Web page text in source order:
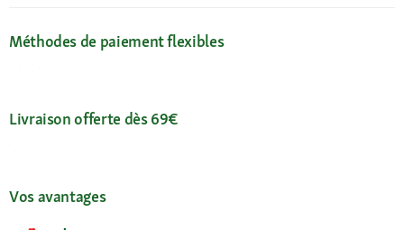
Méthodes de paiement flexibles
Livraison offerte dès 69€
Vos avantages